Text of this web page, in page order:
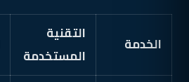
الخدمة
التقنية
المستخدمة